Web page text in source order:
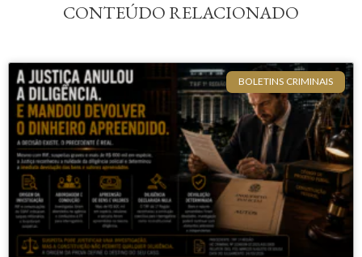
CONTEÚDO RELACIONADO
BOLETINS CRIMINAIS